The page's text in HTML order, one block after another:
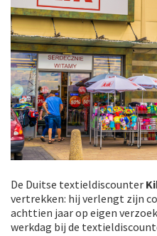
De Duitse textieldiscounter
vertrekken: hij verlengt zijn
achttien jaar op eigen
werkdag bij de